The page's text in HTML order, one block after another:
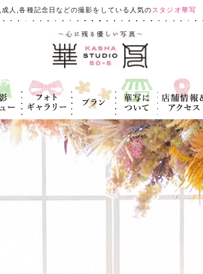
人,各種記念日などの撮影をしている人気のスタジオ華写
ュ
フォトギャラ
リー
プラン
華写につい
て
店舗情報＆ア
クセス